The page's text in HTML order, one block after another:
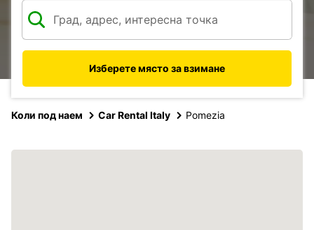
Изберете място за взимане
Коли под наем Car Rental Italy Pomezia